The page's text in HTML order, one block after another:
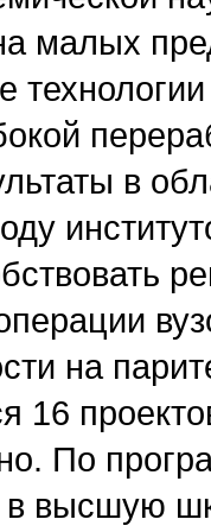
малых
в
на
16
По
в высшую